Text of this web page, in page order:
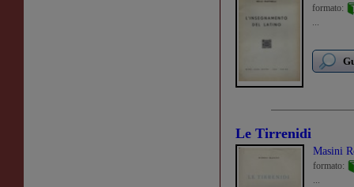
formato:
...
Le Tirrenidi
Masini
formato:
...